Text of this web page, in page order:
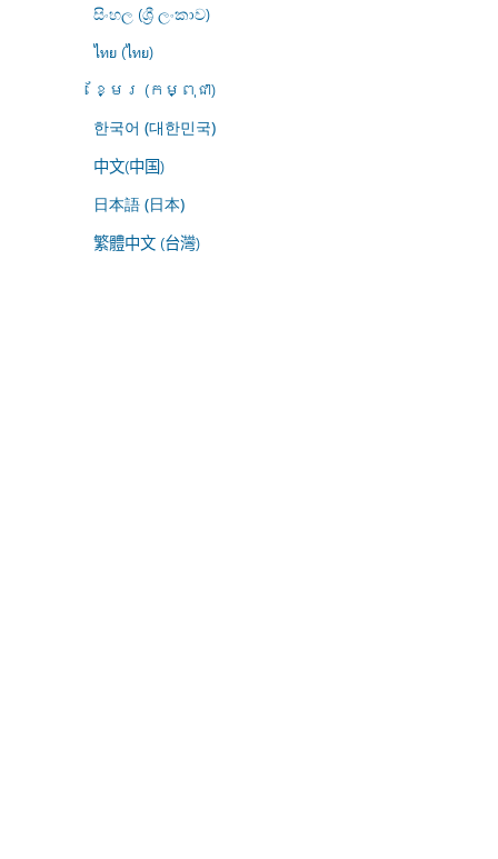
සිංහල (ශ්‍රී ලංකාව)
ไทย (ไทย)
ខ្មែរ (កម្ពុជា)
한국어 (대한민국)
中文(中国)
日本語 (日本)
繁體中文 (台灣)